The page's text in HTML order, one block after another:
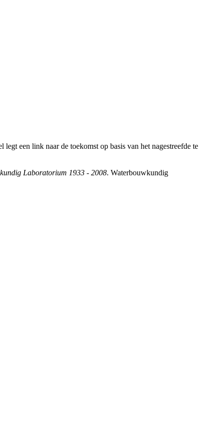
een link naar de toekomst op basis van het nagestreefde te
Laboratorium 1933 - 2008. Waterbouwkundig